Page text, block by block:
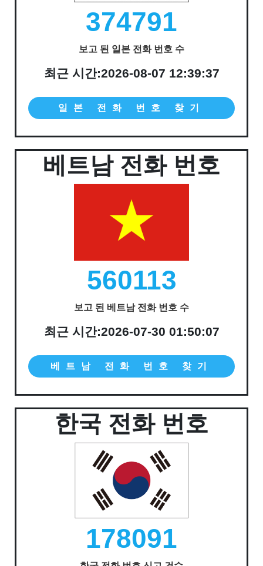
374791
보고 된 일본 전화 번호 수
최근 시간:2026-08-07 12:39:37
일본 전화 번호 찾기
베트남 전화 번호
560113
보고 된 베트남 전화 번호 수
최근 시간:2026-07-30 01:50:07
베트남 전화 번호 찾기
한국 전화 번호
178091